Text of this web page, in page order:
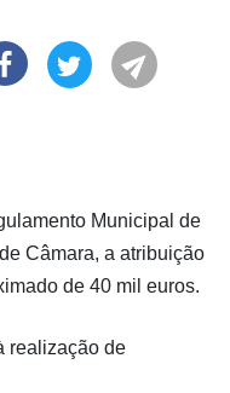
Municipal de
Câmara, a atribuição
de 40 mil euros.
realização de